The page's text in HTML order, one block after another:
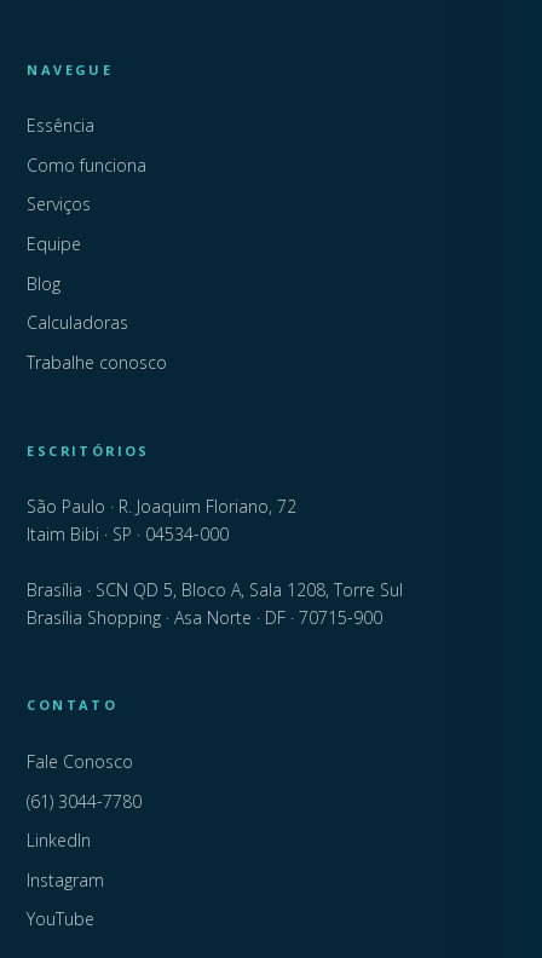
NAVEGUE
Essência
Como funciona
Serviços
Equipe
Blog
Calculadoras
Trabalhe conosco
ESCRITÓRIOS
São Paulo · R. Joaquim Floriano, 72
Itaim Bibi · SP · 04534-000
Brasília · SCN QD 5, Bloco A, Sala 1208, Torre Sul
Brasília Shopping · Asa Norte · DF · 70715-900
CONTATO
Fale Conosco
(61) 3044-7780
LinkedIn
Instagram
YouTube